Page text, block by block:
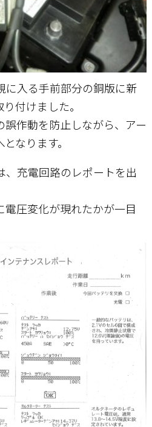
に入る手前部分の銅版に新
付けました。
誤作動を防止しながら、アー
なります。
充電回路のレポートを出
電圧変化が現れたかが一目